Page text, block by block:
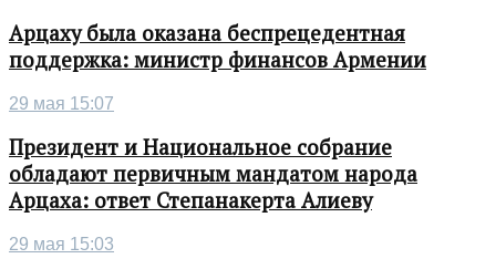
Арцаху была оказана беспрецедентная
поддержка: министр финансов Армении
29 мая 15:07
Президент и Национальное собрание
обладают первичным мандатом народа
Арцаха: ответ Степанакерта Алиеву
29 мая 15:03